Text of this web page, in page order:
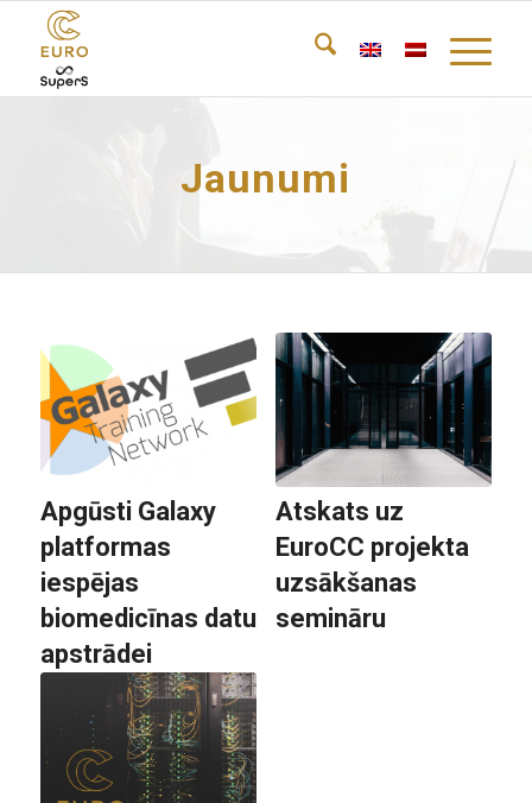
Jaunumi
Apgūsti Galaxy
platformas
iespējas
biomedicīnas datu
apstrādei
Atskats uz
EuroCC projekta
uzsākšanas
semināru